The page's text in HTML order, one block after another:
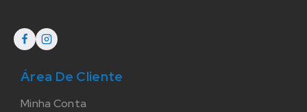
Área De Cliente
Minha Conta